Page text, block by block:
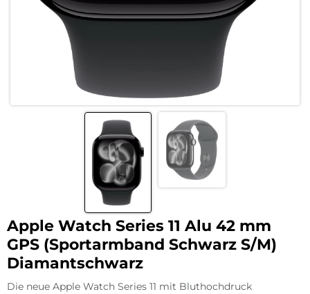
Apple Watch Series 11 Alu 42 mm
GPS (Sportarmband Schwarz S/M)
Diamantschwarz
Die neue Apple Watch Series 11 mit Bluthochdruck